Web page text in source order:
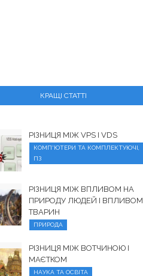
КРАЩІ СТАТТІ
РІЗНИЦЯ МІЖ VPS І VDS
КОМП'ЮТЕРИ ТА КОМПЛЕКТУЮЧІ,
ПЗ
РІЗНИЦЯ МІЖ ВПЛИВОМ НА
ПРИРОДУ ЛЮДЕЙ І ВПЛИВОМ
ТВАРИН
ПРИРОДА
РІЗНИЦЯ МІЖ ВОТЧИНОЮ І
МАЄТКОМ
НАУКА ТА ОСВІТА